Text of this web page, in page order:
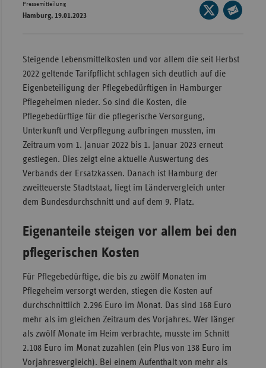
Pressemitteilung
Hamburg, 19.01.2023
Seite
auf
E-
Steigende Lebensmittelkosten und vor allem die seit Herbst
2022 geltende Tarifpflicht schlagen sich deutlich auf die
Eigenbeteiligung der Pflegebedürftigen in Hamburger
Pflegeheimen nieder. So sind die Kosten, die
Pflegebedürftige für die pflegerische Versorgung,
Unterkunft und Verpflegung aufbringen mussten, im
Zeitraum vom 1. Januar 2022 bis 1. Januar 2023 erneut
gestiegen. Dies zeigt eine aktuelle Auswertung des
Verbands der Ersatzkassen. Danach ist Hamburg der
zweitteuerste Stadtstaat, liegt im Ländervergleich unter
dem Bundesdurchschnitt und auf dem 9. Platz.
Eigenanteile steigen vor allem bei den
pflegerischen Kosten
Für Pflegebedürftige, die bis zu zwölf Monaten im
Pflegeheim versorgt werden, stiegen die Kosten auf
durchschnittlich 2.296 Euro im Monat. Das sind 168 Euro
mehr als im gleichen Zeitraum des Vorjahres. Wer länger
als zwölf Monate im Heim verbrachte, musste im Schnitt
2.108 Euro im Monat zuzahlen (ein Plus von 138 Euro im
Vorjahresvergleich). Bei einem Aufenthalt von mehr als